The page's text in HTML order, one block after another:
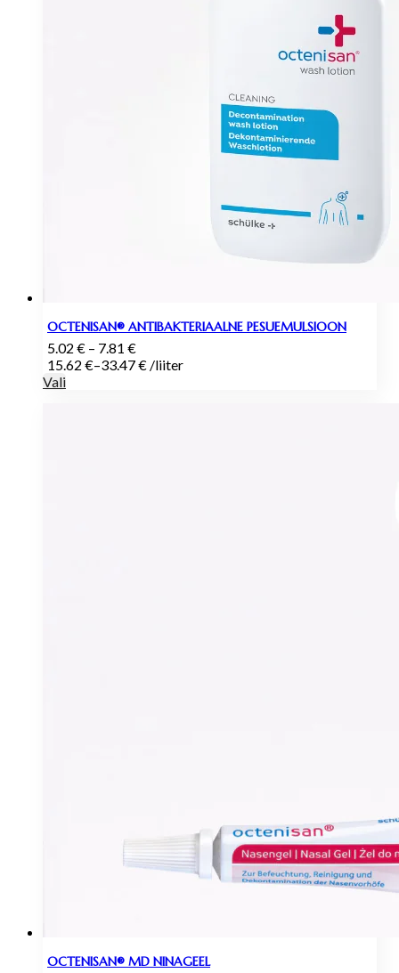
OCTENISAN® ANTIBAKTERIAALNE PESUEMULSIOON
5.02 € – 7.81 €Hinnavahemik:
5.02 €
15.62 €–33.47€ /liiter
Vali
OCTENISAN® MD NINAGEEL